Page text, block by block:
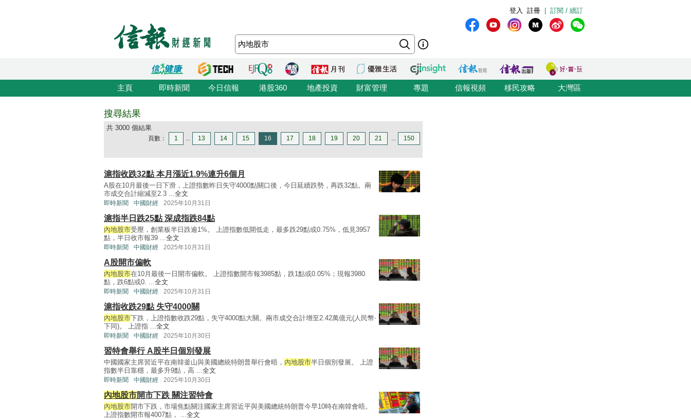
訂閱 / 續訂
註冊
登入
主頁 即時新聞 今日信報 港股360 地產投資 財富管理 專題 信報視頻 移民攻略 大灣區
搜尋結果
共 3000 個結果
頁數： 1 ... 13 14 15 16 17 18 19 20 21 ... 150
滬指收跌32點 本月漲近1.9%連升6個月
A股在10月最後一日下滑，上證指數昨日失守4000點關口後，今日延續跌勢，再跌32點。兩
市成交合計縮減至2.3 ...全文
即時新聞 中國財經 2025年10月31日
滬指半日跌25點 深成指跌84點
內地股市受壓，創業板半日跌逾1%。 上證指數低開低走，最多跌29點或0.75%，低見3957
點，半日收市報39 ...全文
即時新聞 中國財經 2025年10月31日
A股開市偏軟
內地股市在10月最後一日開市偏軟。 上證指數開市報3985點，跌1點或0.05%；現報3980
點，跌6點或0. ...全文
即時新聞 中國財經 2025年10月31日
滬指收跌29點 失守4000關
內地股市下跌，上證指數收跌29點，失守4000點大關。兩市成交合計增至2.42萬億元(人民幣‧
下同)。 上證指 ...全文
即時新聞 中國財經 2025年10月30日
習特會舉行 A股半日個別發展
中國國家主席習近平在南韓釜山與美國總統特朗普舉行會晤， 內地股市半日個別發展。 上證
指數半日靠穩，最多升9點，高 ...全文
即時新聞 中國財經 2025年10月30日
內地股市開市下跌 關注習特會
內地股市開市下跌，市場焦點關注國家主席習近平與美國總統特朗普今早10時在南韓會晤。
上證指數開市報4007點， ...全文